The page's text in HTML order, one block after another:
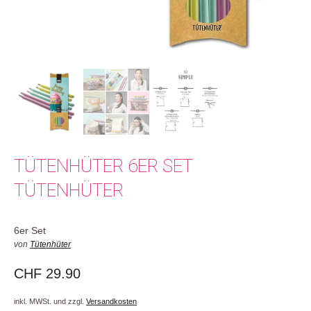
TÜTENHÜTER 6ER SET
TÜTENHÜTER
6er Set
von Tütenhüter
CHF 29.90
inkl. MWSt. und zzgl. Versandkosten